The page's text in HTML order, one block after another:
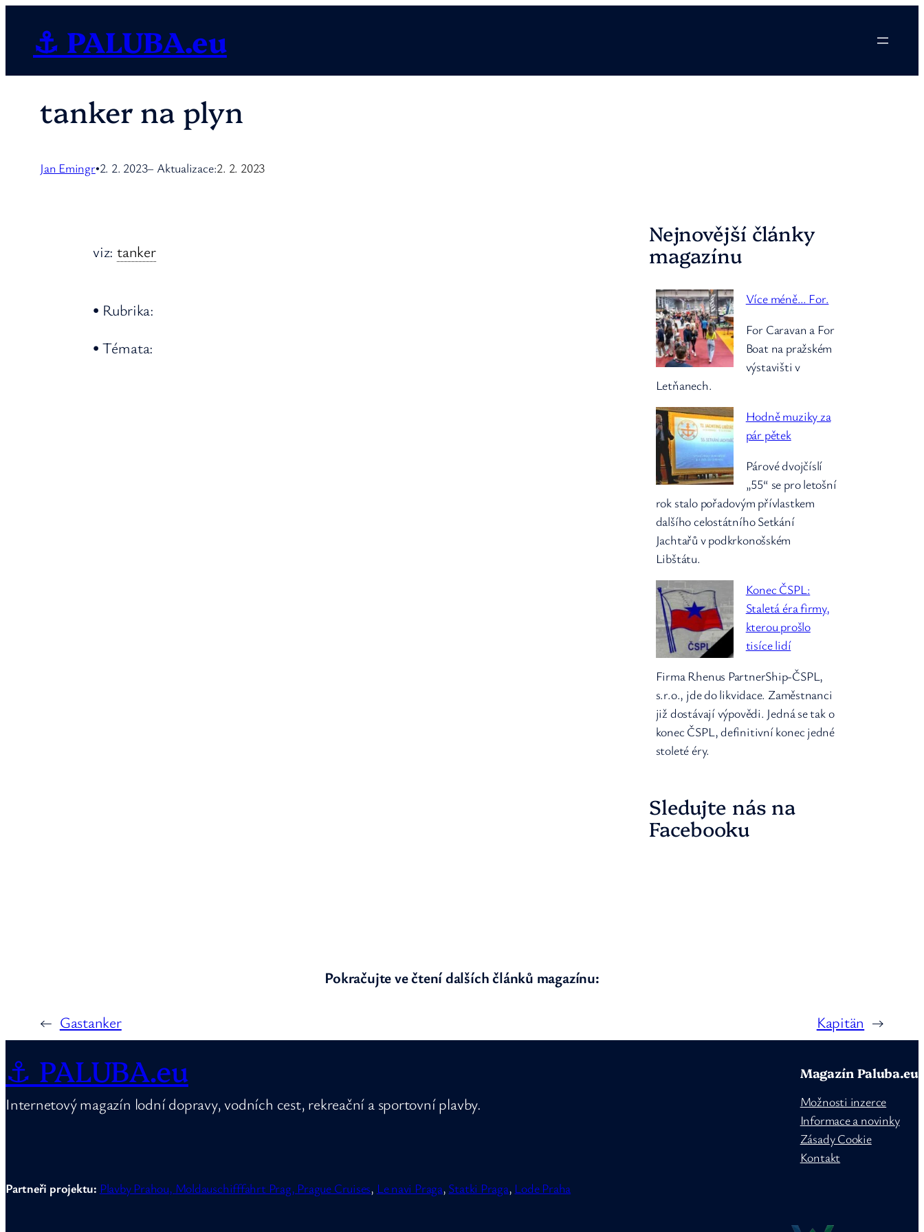
obsah
⚓ PALUBA.eu
tanker na plyn
Jan Emingr•2. 2. 2023– Aktualizace:2. 2. 2023
viz: tanker
• Rubrika:
• Témata:
Nejnovější články
magazínu
Více méně… For.
For Caravan a For
Boat na pražském
výstavišti v
Letňanech.
Hodně muziky za
pár pětek
Párové dvojčíslí
„55“ se pro letošní
rok stalo pořadovým přívlastkem
dalšího celostátního Setkání
Jachtařů v podkrkonošském
Libštátu.
Konec ČSPL:
Staletá éra firmy,
kterou prošlo
tisíce lidí
Firma Rhenus PartnerShip-ČSPL,
s.r.o., jde do likvidace. Zaměstnanci
již dostávají výpovědi. Jedná se tak o
konec ČSPL, definitivní konec jedné
stoleté éry.
Sledujte nás na
Facebooku
Pokračujte ve čtení dalších článků magazínu:
← Gastanker Kapitän →
⚓ PALUBA.eu
Internetový magazín lodní dopravy, vodních cest, rekreační a sportovní plavby.
Magazín Paluba.eu
Možnosti inzerce
Informace a novinky
Zásady Cookie
Kontakt
Partneři projektu: Plavby Prahou, Moldauschifffahrt Prag, Prague Cruises, Le navi Praga, Statki Praga, Lode Praha